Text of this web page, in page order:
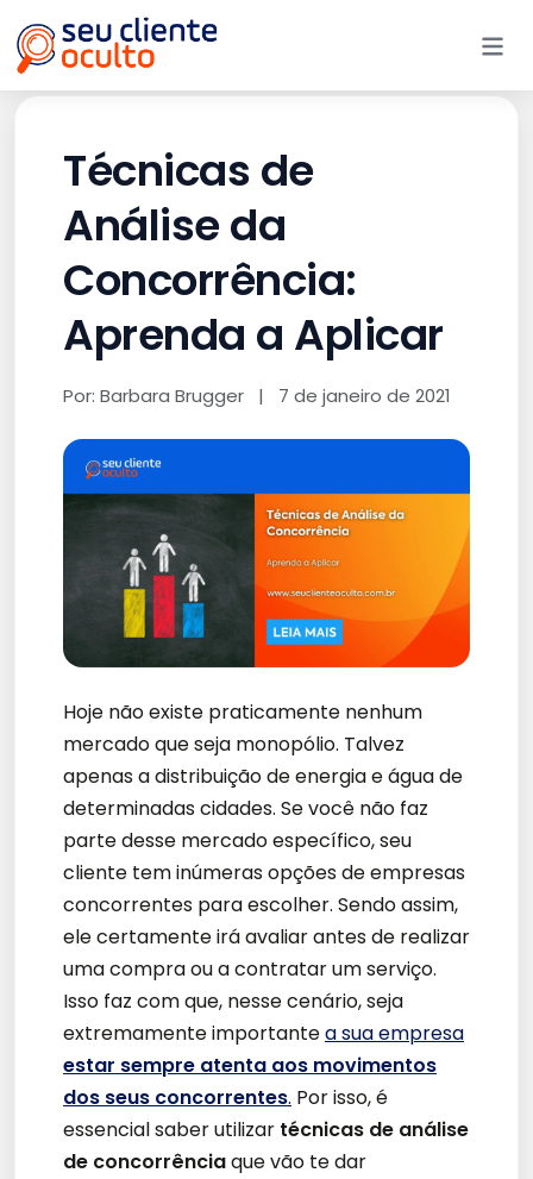
Técnicas de
Análise da
Concorrência:
Aprenda a Aplicar
Por: Barbara Brugger | 7 de janeiro de 2021
Hoje não existe praticamente nenhum
mercado que seja monopólio. Talvez
apenas a distribuição de energia e água de
determinadas cidades. Se você não faz
parte desse mercado específico, seu
cliente tem inúmeras opções de empresas
concorrentes para escolher. Sendo assim,
ele certamente irá avaliar antes de realizar
uma compra ou a contratar um serviço.
Isso faz com que, nesse cenário, seja
extremamente importantea sua empresa
estar sempre atenta aos movimentos
dos seus concorrentes. Por isso, é
essencial saber utilizar técnicas de análise
de concorrênciaque vão te dar